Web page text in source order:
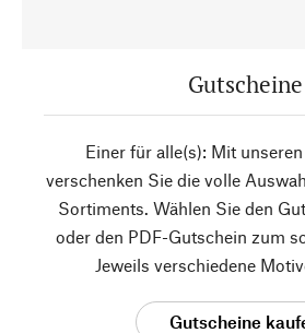
Gutscheine
Einer für alle(s): Mit
verschenken Sie die volle
Sortiments. Wählen Sie den
oder den PDF-Gutschein zum
Jeweils verschiedene
Gutscheine